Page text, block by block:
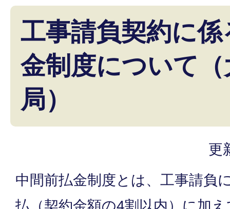
工事請負契約に
金制度について
局）
更
中間前払金制度とは、工事請負
払（契約金額の4割以内）に加